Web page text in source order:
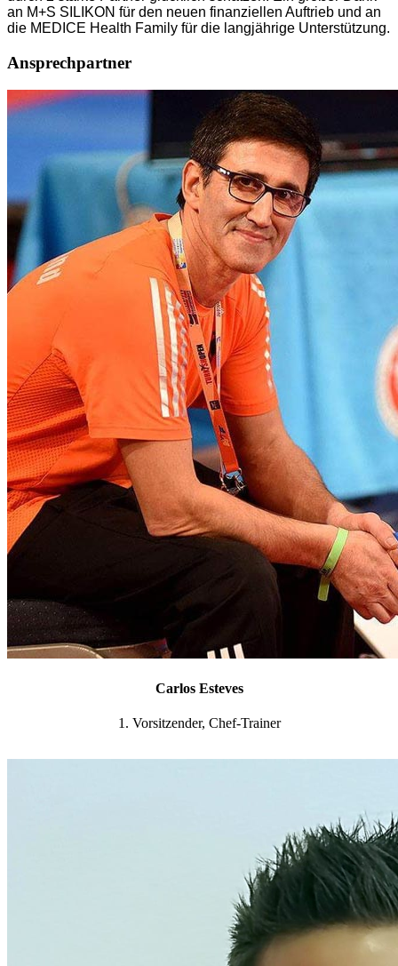
an M+S SILIKON für den neuen finanziellen Auftrieb und an
die MEDICE Health Family für die langjährige Unterstützung.
Ansprechpartner
Carlos Esteves
1. Vorsitzender, Chef-Trainer